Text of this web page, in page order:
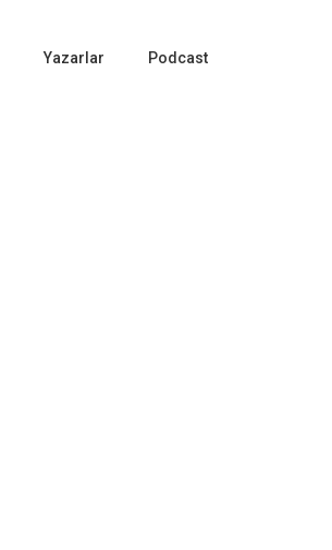
Yazarlar Podcast